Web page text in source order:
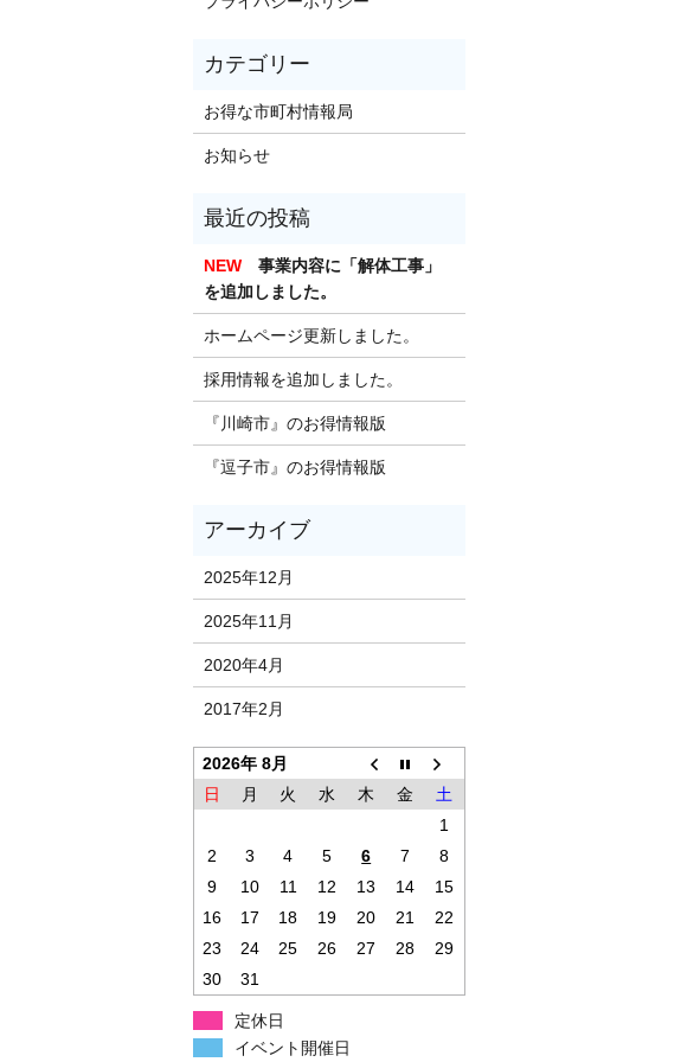
お得な市町村情報局
お知らせ
NEW 事業内容に「解体工事」
を追加しました。
ホームページ更新しました。
採用情報を追加しました。
『川崎市』のお得情報版
『逗子市』のお得情報版
2025年12月
2025年11月
2020年4月
2017年2月
2026年 8月
日
月 火 水 木 金
土
1
2
3 4 5 6 7
8
9
10 11 12 13 14
15
16
17 18 19 20 21
22
23
24 25 26 27 28
29
30
31
定休日
イベント開催日